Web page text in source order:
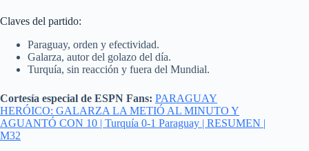
Claves del partido:
Paraguay, orden y efectividad.
Galarza, autor del golazo del día.
Turquía, sin reacción y fuera del Mundial.
Cortesía especial de ESPN Fans: PARAGUAY
HERÓICO: GALARZA LA METIÓ AL MINUTO Y
AGUANTÓ CON 10 | Turquía 0-1 Paraguay | RESUMEN |
M32